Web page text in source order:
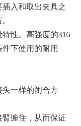
入和取出夹具之
性。高强度的316
下使用的耐用
一样的闭合方
缠住，从而保证